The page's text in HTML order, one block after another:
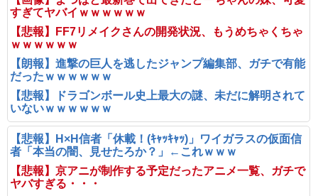
すぎてヤバイｗｗｗｗｗｗ
【悲報】FF7リメイクさんの開発状況、もうめちゃくちゃ
ｗｗｗｗｗｗ
【朗報】進撃の巨人を逃したジャンプ編集部、ガチで有能
だったｗｗｗｗｗｗ
【悲報】ドラゴンボール史上最大の謎、未だに解明されて
いないｗｗｗｗｗｗ
【悲報】H×H信者「休載！(ｷｬｯｷｬｯ)」ワイガラスの仮面信
者「本当の闇、見せたろか？」←これｗｗｗ
【悲報】京アニが制作する予定だったアニメ一覧、ガチで
ヤバすぎる・・・